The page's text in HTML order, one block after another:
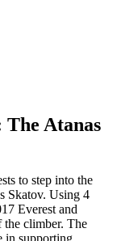
Atanas
to step into the
Skatov. Using 4
Everest and
the climber. The